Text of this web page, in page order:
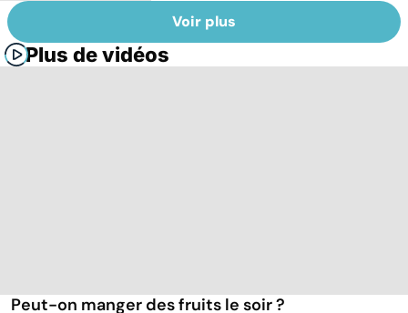
Voir plus
Plus de vidéos
Peut-on manger des fruits le soir ?